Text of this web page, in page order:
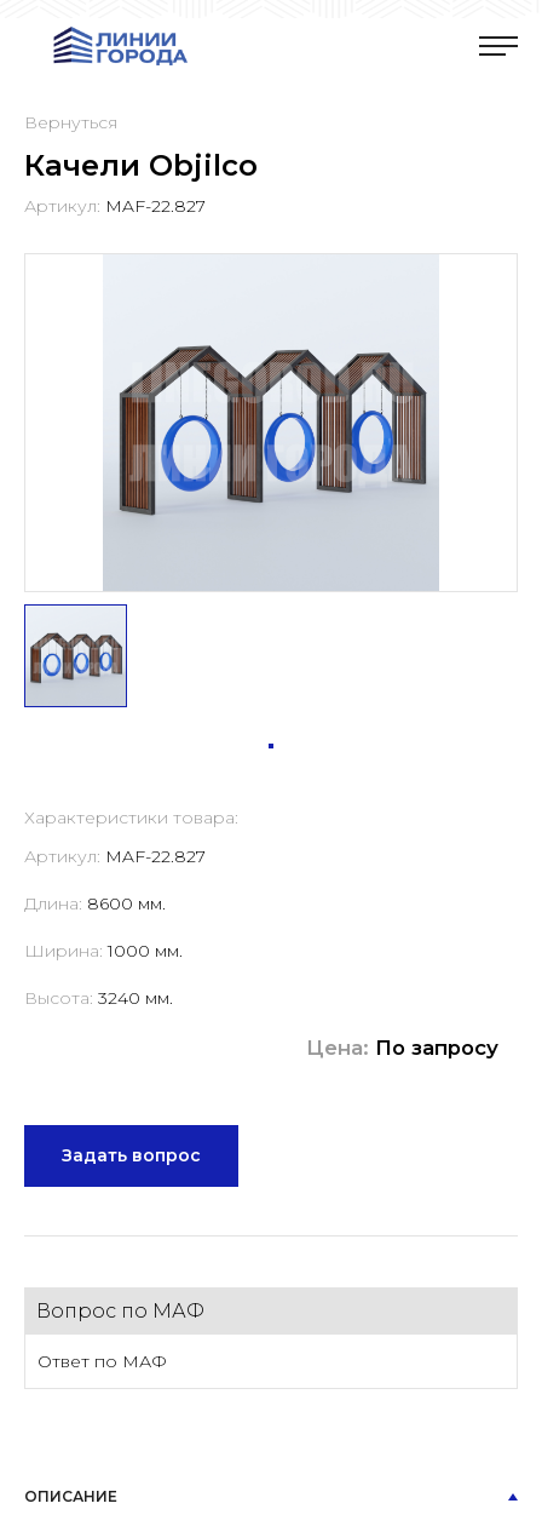
Вернуться
Качели Objilco
Артикул: MAF-22.827
Характеристики товара:
Артикул: MAF-22.827
Длина: 8600 мм.
Ширина:1000 мм.
Высота: 3240 мм.
Цена: По запросу
Задать вопрос
Вопрос по МАФ
Ответ по МАФ
ОПИСАНИЕ